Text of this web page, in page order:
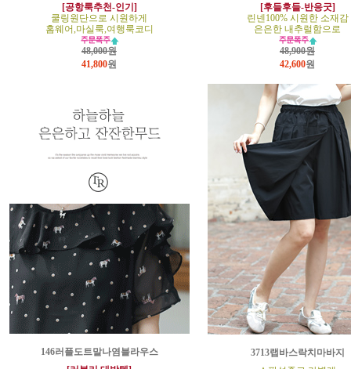
[공항룩추천-인기]
쿨링원단으로 시원하게
홈웨어,마실룩,여행룩코디
48,000원
41,800원
[후들후들-반응굿]
린넨100% 시원한 소재감
은은한 내추럴함으로
48,900원
42,600원
146러플도트말나염블라우스
3713랩바스락치마바지